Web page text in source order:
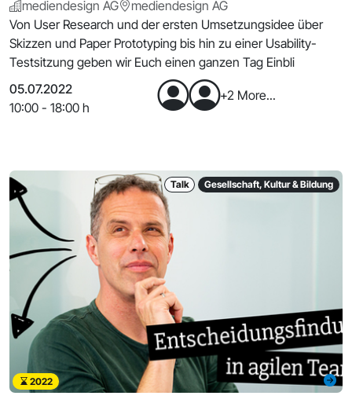
mediendesign AG
mediendesign AG
Von User Research und der ersten Umsetzungsidee über
Skizzen und Paper Prototyping bis hin zu einer Usability-
Testsitzung geben wir Euch einen ganzen Tag Einbli
05.07.2022
10:00 - 18:00 h
+2 More...
Talk Gesellschaft, Kultur & Bildung
2022